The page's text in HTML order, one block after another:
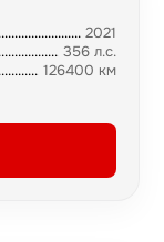
2021
356 л.с.
126400 км